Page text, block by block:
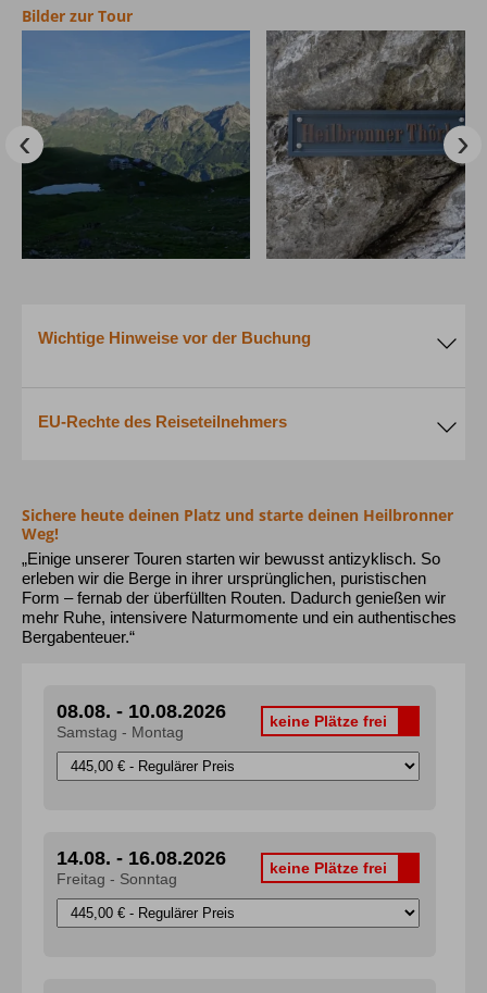
Bilder zur Tour
Wichtige Hinweise vor der Buchung
2. Mindestteilnehmerzahl
AGB
4. Gruppengröße
5. Unterbringung
EU-Rechte des Reiseteilnehmers
Sichere heute deinen Platz und starte deinen Heilbronner
Weg!
„Einige unserer Touren starten wir bewusst antizyklisch. So
erleben wir die Berge in ihrer ursprünglichen, puristischen
Form – fernab der überfüllten Routen. Dadurch genießen wir
mehr Ruhe, intensivere Naturmomente und ein authentisches
Bergabenteuer.“
08.08. - 10.08.2026
Samstag - Montag
keine Plätze frei
14.08. - 16.08.2026
Freitag - Sonntag
keine Plätze frei